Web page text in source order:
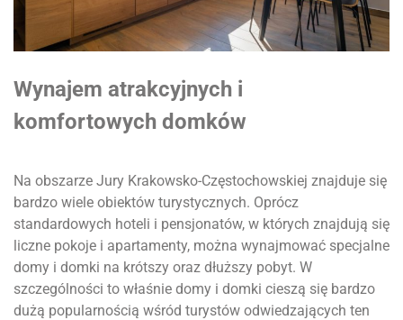
Wynajem atrakcyjnych i
komfortowych domków
Na obszarze Jury Krakowsko-Częstochowskiej znajduje się
bardzo wiele obiektów turystycznych. Oprócz
standardowych hoteli i pensjonatów, w których znajdują się
liczne pokoje i apartamenty, można wynajmować specjalne
domy i domki na krótszy oraz dłuższy pobyt. W
szczególności to właśnie domy i domki cieszą się bardzo
dużą popularnością wśród turystów odwiedzających ten